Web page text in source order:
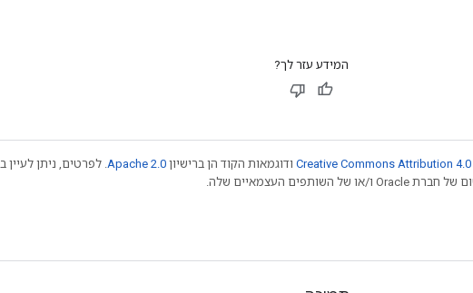
המידע עזר לך?
Creative Commons Attribution 4.0 ודוגמאות הקוד הן ברישיון Apache 2.0 . לפרטים, ניתן לעיין ב